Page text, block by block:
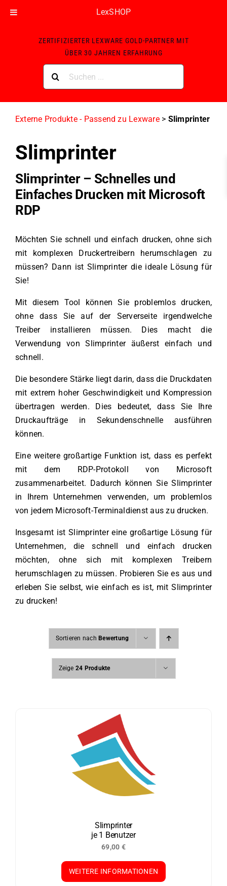
LexSHOP
ZERTIFIZIERTER LEXWARE GOLD-PARTNER MIT
ÜBER 30 JAHREN ERFAHRUNG
nach:
Externe Produkte - Passend zu Lexware> Slimprinter
Slimprinter
Slimprinter – Schnelles und
Einfaches Drucken mit Microsoft
RDP
Möchten Sie schnell und einfach drucken, ohne sich
mit komplexen Druckertreibern herumschlagen zu
müssen? Dann ist Slimprinter die ideale Lösung für
Sie!
Mit diesem Tool können Sie problemlos drucken,
ohne dass Sie auf der Serverseite irgendwelche
Treiber installieren müssen. Dies macht die
Verwendung von Slimprinter äußerst einfach und
schnell.
Die besondere Stärke liegt darin, dass die Druckdaten
mit extrem hoher Geschwindigkeit und Kompression
übertragen werden. Dies bedeutet, dass Sie Ihre
Druckaufträge in Sekundenschnelle ausführen
können.
Eine weitere großartige Funktion ist, dass es perfekt
mit dem RDP-Protokoll von Microsoft
zusammenarbeitet. Dadurch können Sie Slimprinter
in Ihrem Unternehmen verwenden, um problemlos
von jedem Microsoft-Terminaldienst aus zu drucken.
Insgesamt ist Slimprinter eine großartige Lösung für
Unternehmen, die schnell und einfach drucken
möchten, ohne sich mit komplexen Treibern
herumschlagen zu müssen. Probieren Sie es aus und
erleben Sie selbst, wie einfach es ist, mit Slimprinter
zu drucken!
Sortieren nach Bewertung
Zeige 24 Produkte
Slimprinter
je 1 Benutzer
69,00 €
WEITERE INFORMATIONEN